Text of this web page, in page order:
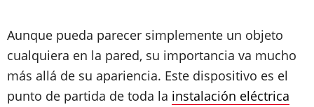
Aunque pueda parecer simplemente un objeto
cualquiera en la pared, su importancia va mucho
más allá de su apariencia. Este dispositivo es el
punto de partida de toda la instalación eléctrica